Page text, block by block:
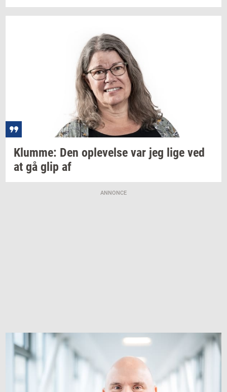
Klum­me: Den op­le­vel­se var jeg lige ved
at gå glip af
ANNONCE